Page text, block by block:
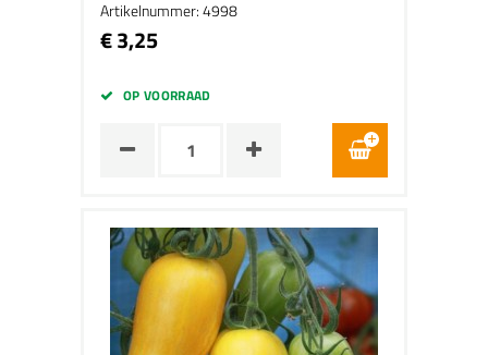
Artikelnummer: 4998
€ 3,25
OP VOORRAAD